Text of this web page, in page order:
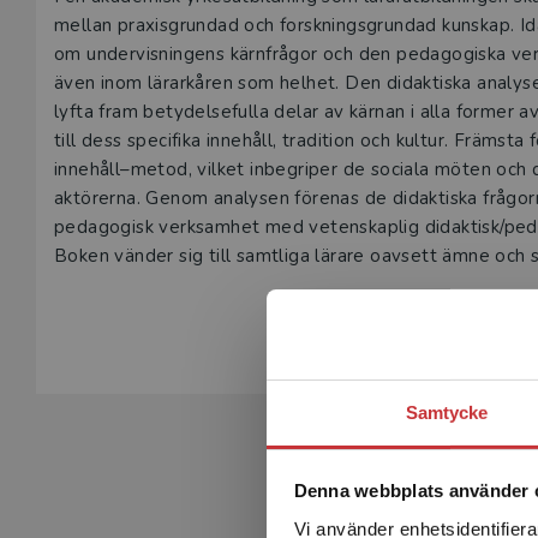
Samtycke
Denna webbplats använder
Vi använder
mellan praxisgrundad och forskningsgrundad
om undervisningens kärnfrågor och den pedagogiska
även inom lärarkåren som helhet. Den didaktiska
lyfta fram betydelsefulla delar av kärnan i alla former
till dess specifika innehåll, tradition och kultur.
innehåll–metod, vilket inbegriper de sociala möten
aktörerna. Genom analysen förenas de didaktiska
pedagogisk verksamhet med vetenskaplig didaktisk/
Boken vänder sig till samtliga lärare oavsett ämne och
lärarstuderande, eftersom den ger underlag för